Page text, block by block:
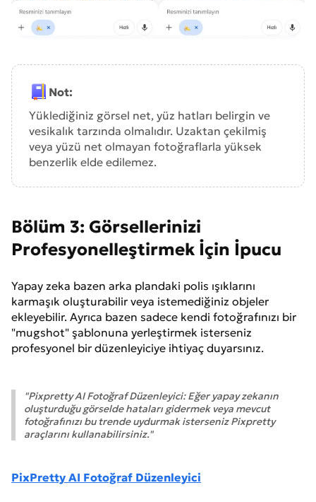
Not:
Yüklediğiniz görsel net, yüz hatları belirgin ve
vesikalık tarzında olmalıdır. Uzaktan çekilmiş
veya yüzü net olmayan fotoğraflarla yüksek
benzerlik elde edilemez.
Bölüm 3: Görsellerinizi
Profesyonelleştirmek İçin İpucu
Yapay zeka bazen arka plandaki polis ışıklarını
karmaşık oluşturabilir veya istemediğiniz objeler
ekleyebilir. Ayrıca bazen sadece kendi fotoğrafınızı bir
"mugshot" şablonuna yerleştirmek isterseniz
profesyonel bir düzenleyiciye ihtiyaç duyarsınız.
"Pixpretty AI Fotoğraf Düzenleyici: Eğer yapay zekanın
oluşturduğu görselde hataları gidermek veya mevcut
fotoğrafınızı bu trende uydurmak isterseniz Pixpretty
araçlarını kullanabilirsiniz."
PixPretty AI Fotoğraf Düzenleyici